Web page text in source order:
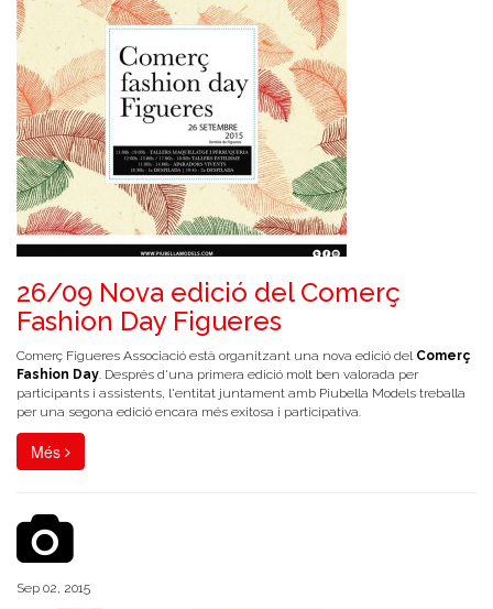
26/09 Nova edició del Comerç
Fashion Day Figueres
Comerç Figueres Associació està organitzant una nova edició del Comerç
Fashion Day. Després d'una primera edició molt ben valorada per
participants i assistents, l'entitat juntament amb Piubella Models treballa
per una segona edició encara més exitosa i participativa.
Més
Sep 02, 2015